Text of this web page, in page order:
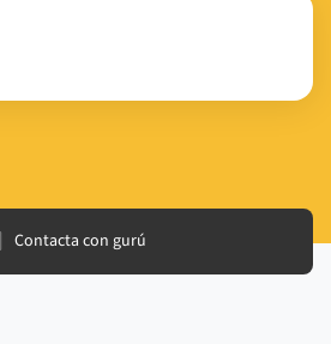
Contacta con gurú